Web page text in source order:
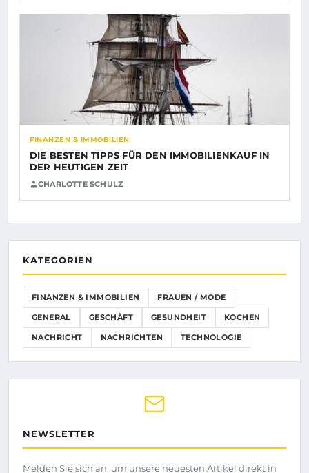
FINANZEN & IMMOBILIEN
DIE BESTEN TIPPS FÜR DEN IMMOBILIENKAUF IN
DER HEUTIGEN ZEIT
CHARLOTTE SCHULZ
KATEGORIEN
FINANZEN & IMMOBILIEN FRAUEN / MODE
GENERAL GESCHÄFT GESUNDHEIT KOCHEN
NACHRICHT NACHRICHTEN TECHNOLOGIE
NEWSLETTER
Melden Sie sich an, um unsere neuesten Artikel direkt in